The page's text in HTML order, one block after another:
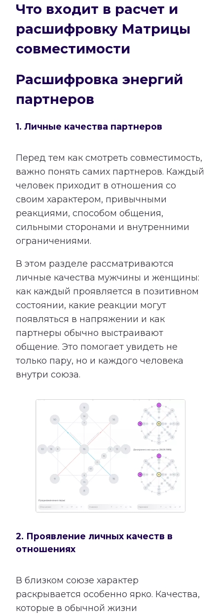
Что входит в расчет и
расшифровку Матрицы
совместимости
Расшифровка энергий
партнеров
1. Личные качества партнеров
Перед тем как смотреть совместимость,
важно понять самих партнеров. Каждый
человек приходит в отношения со
своим характером, привычными
реакциями, способом общения,
сильными сторонами и внутренними
ограничениями.
В этом разделе рассматриваются
личные качества мужчины и женщины:
как каждый проявляется в позитивном
состоянии, какие реакции могут
появляться в напряжении и как
партнеры обычно выстраивают
общение. Это помогает увидеть не
только пару, но и каждого человека
внутри союза.
2. Проявление личных качеств в
отношениях
В близком союзе характер
раскрывается особенно ярко. Качества,
которые в обычной жизни